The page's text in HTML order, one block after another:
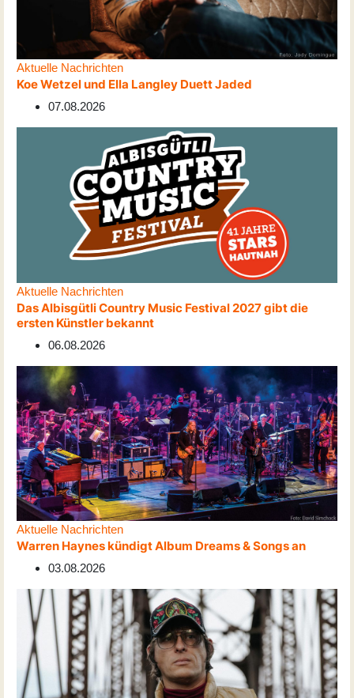
Aktuelle Nachrichten
Koe Wetzel und Ella Langley Duett Jaded
07.08.2026
Aktuelle Nachrichten
Das Albisgütli Country Music Festival 2027 gibt die
ersten Künstler bekannt
06.08.2026
Aktuelle Nachrichten
Warren Haynes kündigt Album Dreams & Songs an
03.08.2026